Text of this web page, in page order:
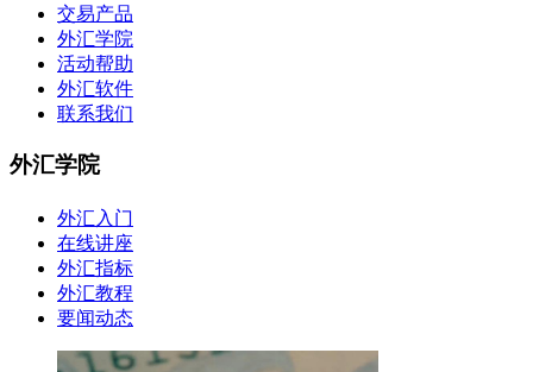
交易产品
外汇学院
活动帮助
外汇软件
联系我们
外汇学院
外汇入门
在线讲座
外汇指标
外汇教程
要闻动态